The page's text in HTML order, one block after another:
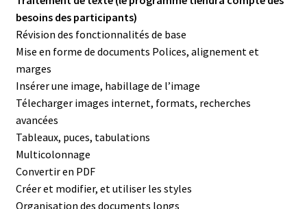
besoins des participants)
Révision des fonctionnalités de base
Mise en forme de documents Polices, alignement et
marges
Insérer une image, habillage de l’image
Télecharger images internet, formats, recherches
avancées
Tableaux, puces, tabulations
Multicolonnage
Convertir en PDF
Créer et modifier, et utiliser les styles
Organisation des documents longs